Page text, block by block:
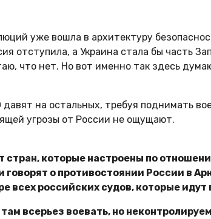
уже вошла в архитектуру
отступила, а Украина стала бы часть
что нет. Но вот именно так здесь
на остальных, требуя поднимать
угрозы от России не ощущают.
стран, которые настроены по
о противостоянии России в
российских судов, которые идут
всерьез воевать, но